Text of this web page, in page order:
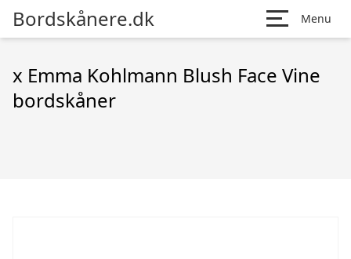
Bordskånere.dk Menu
x Emma Kohlmann Blush Face Vine
bordskåner